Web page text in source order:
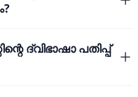
ദ്വിഭാഷാ പതിപ്പ്